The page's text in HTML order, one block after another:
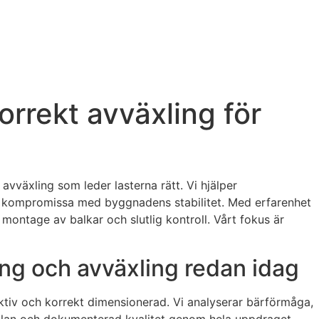
avväxling för
som leder lasterna rätt. Vi hjälper
med byggnadens stabilitet. Med erfarenhet
av balkar och slutlig kontroll. Vårt fokus är
och avväxling redan idag
och korrekt dimensionerad. Vi analyserar bärförmåga,